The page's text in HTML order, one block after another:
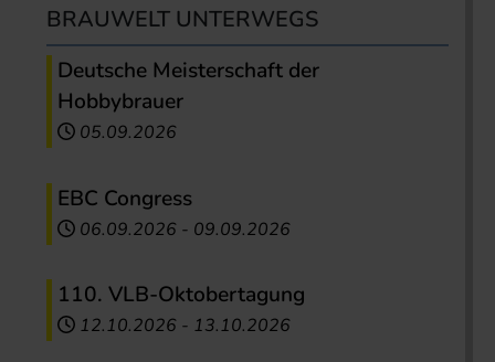
BRAUWELT UNTERWEGS
Deutsche Meisterschaft der
Hobbybrauer
05.09.2026
EBC Congress
06.09.2026 - 09.09.2026
110. VLB-Oktobertagung
12.10.2026 - 13.10.2026